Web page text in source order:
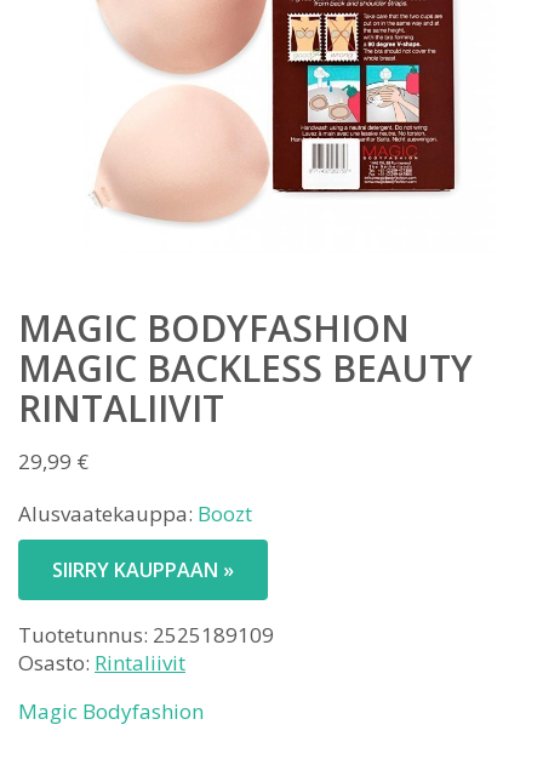
MAGIC BODYFASHION
MAGIC BACKLESS BEAUTY
RINTALIIVIT
29,99 €
Alusvaatekauppa: Boozt
SIIRRY KAUPPAAN »
Tuotetunnus: 2525189109
Osasto: Rintaliivit
Magic Bodyfashion